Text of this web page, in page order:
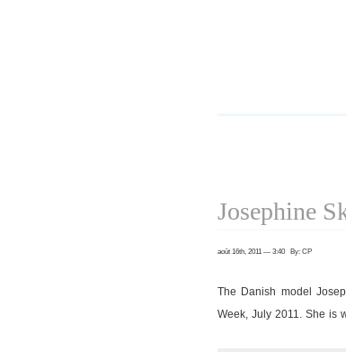
Josephine
août 16th, 2011 — 3:40 By: CP
The Danish model
Week, July 2011. She is